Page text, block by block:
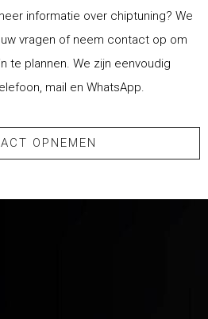
informatie over chiptuning? We
vragen of neem contact op om
te plannen. We zijn eenvoudig
mail en WhatsApp.
OPNEMEN